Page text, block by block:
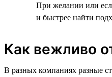
При желании или
и быстрее найти
Как вежливо
В разных компаниях разные